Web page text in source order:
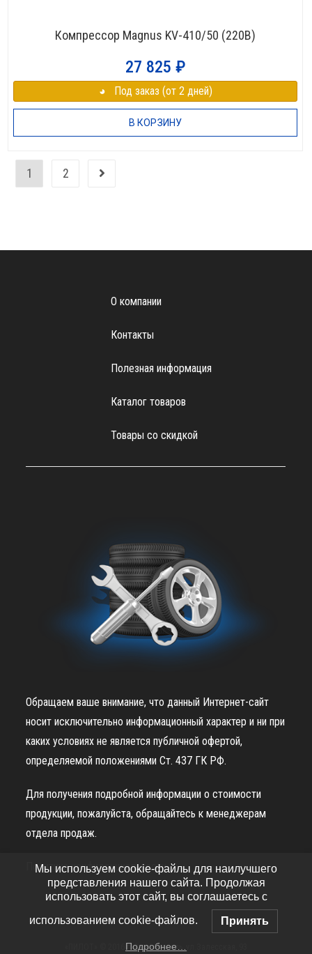
Компрессор Magnus KV-410/50 (220В)
27 825 ₽
◕⠀Под заказ (от 2 дней)
В КОРЗИНУ
1 2
О компании
Контакты
Полезная информация
Каталог товаров
Товары со скидкой
Обращаем ваше внимание, что данный Интернет-сайт
носит исключительно информационный характер и ни при
каких условиях не является публичной офертой,
определяемой положениями Ст. 437 ГК РФ.
Для получения подробной информации о стоимости
продукции, пожалуйста, обращайтесь к менеджерам
отдела продаж.
Политика конфиденциальности
«ПИЛОТ» © 2016 г. Симферополь, ул.Залесская, 93
Мы используем cookie-файлы для наилучшего
представления нашего сайта. Продолжая
использовать этот сайт, вы соглашаетесь с
использованием cookie-файлов. Принять
Подробнее…